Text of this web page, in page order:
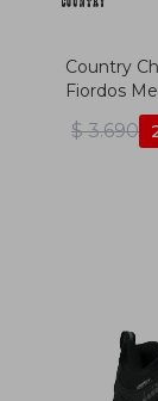
Country
Fiordos
$ 3.690